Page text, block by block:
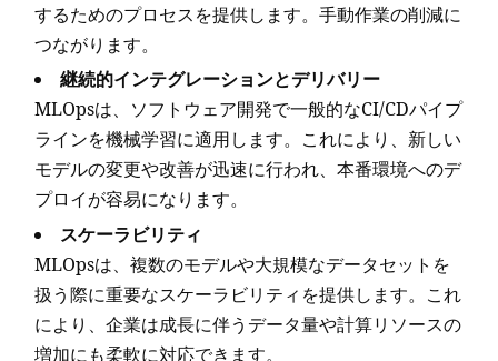
するためのプロセスを提供します。手動作業の削減に
つながります。
継続的インテグレーションとデリバリー
MLOpsは、ソフトウェア開発で一般的なCI/CDパイプ
ラインを機械学習に適用します。これにより、新しい
モデルの変更や改善が迅速に行われ、本番環境へのデ
プロイが容易になります。
スケーラビリティ
MLOpsは、複数のモデルや大規模なデータセットを
扱う際に重要なスケーラビリティを提供します。これ
により、企業は成長に伴うデータ量や計算リソースの
増加にも柔軟に対応できます。